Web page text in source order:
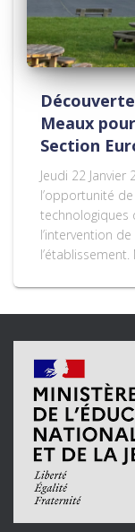
Meaux
Section
Jeudi 22
l’opportunité
technologiques
l’intervention
l’établissement.